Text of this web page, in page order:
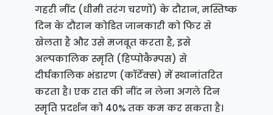
गहरी नींद (धीमी तरंग चरणों) के दौरान, मस्तिष्क
दिन के दौरान कोडित जानकारी को फिर से
खेलता है और उसे मजबूत करता है, इसे
अल्पकालिक स्मृति (हिप्पोकैम्पस) से
दीर्घकालिक भंडारण (कॉर्टेक्स) में स्थानांतरित
करता है। एक रात की नींद न लेना अगले दिन
स्मृति प्रदर्शन को 40% तक कम कर सकता है।